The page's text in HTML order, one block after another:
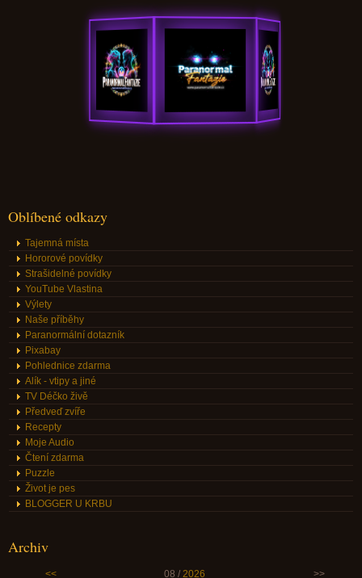
Oblíbené odkazy
Tajemná místa
Hororové povídky
Strašidelné povídky
YouTube Vlastina
Výlety
Naše příběhy
Paranormální dotazník
Pixabay
Pohlednice zdarma
Alík - vtipy a jiné
TV Déčko živě
Předveď zvíře
Recepty
Moje Audio
Čtení zdarma
Puzzle
Život je pes
BLOGGER U KRBU
Archiv
<< 08 / 2026 >>